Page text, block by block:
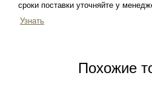
сроки поставки уточняйте у
Узнать
Похожие